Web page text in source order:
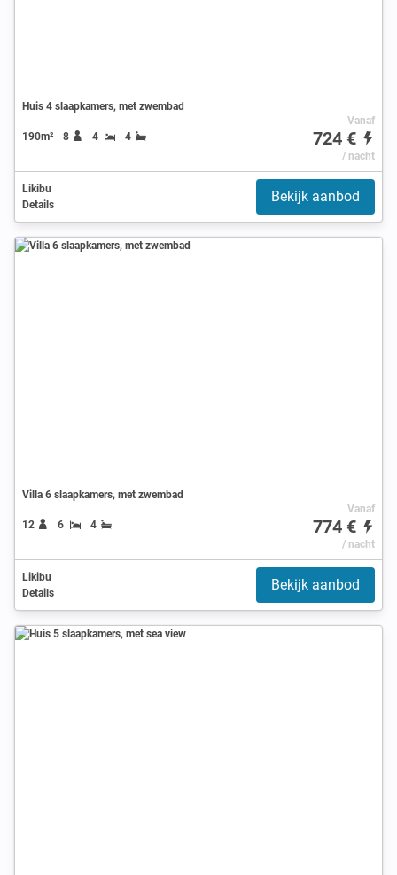
Huis 4 slaapkamers, met zwembad
190m² 8 4 4
Vanaf
724 €
/ nacht
Likibu
Details
Bekijk aanbod
Villa 6 slaapkamers, met zwembad
12 6 4
Vanaf
774 €
/ nacht
Likibu
Details
Bekijk aanbod